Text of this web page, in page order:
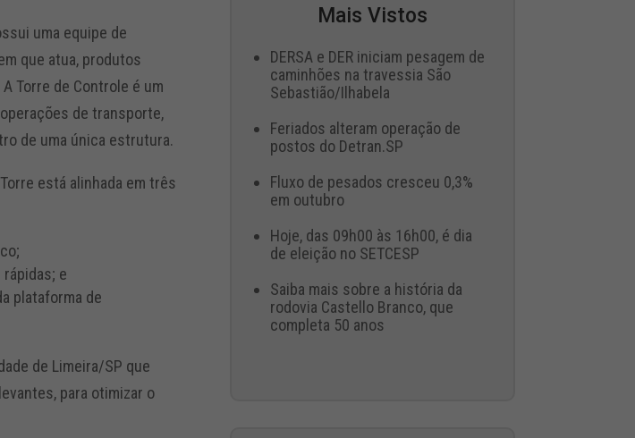
uma equipe de
que atua, produtos
Torre de Controle é um
de transporte,
de uma única estrutura.
está alinhada em três
e
plataforma de
de Limeira/SP que
para otimizar o
Mais Vistos
DERSA e DER iniciam pesagem de
caminhões na travessia São
Sebastião/Ilhabela
Feriados alteram operação de
postos do Detran.SP
Fluxo de pesados cresceu 0,3%
em outubro
Hoje, das 09h00 às 16h00, é dia
de eleição no SETCESP
Saiba mais sobre a história da
rodovia Castello Branco, que
completa 50 anos